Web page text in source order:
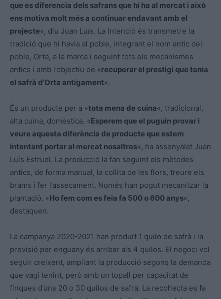
que es diferencia dels safrans que hi ha al mercat i això
ens motiva molt més a continuar endavant amb el
projecte«, diu Juan Luís. La intenció és transmetre la
tradició que hi havia al poble, integrant el nom antic del
poble, Orta, a la marca i seguint tots els mecanismes
antics i amb l’objectiu de «recuperar el prestigi que tenia
el safrà d’Orta antigament«.
És un producte per a «tota mena de cuina«, tradicional,
alta cuina, domèstica. «Esperem que el puguin provar i
veure aquesta diferència de producte que estem
intentant portar al mercat nosaltres«, ha assenyalat Juan
Luís Estruel. La producció la fan seguint els mètodes
antics, de forma manual, la collita de les flors, treure els
brams i fer l’assecament. Només han pogut mecanitzar la
plantació. «Ho fem com es feia fa 500 o 600 anys«,
destaquen.
La campanya 2020-2021 han produït 1 quilo de safrà i la
previsió per enguany és arribar als 4 quilos. El negoci vol
seguir creixent, ampliant la producció segons la demanda
que vagi tenint, però amb un topall per capacitat de
finques d’uns 20 o 30 quilos de safrà. La recol·lecta es fa